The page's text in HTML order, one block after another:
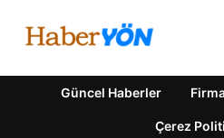
Güncel Haberler
Çerez